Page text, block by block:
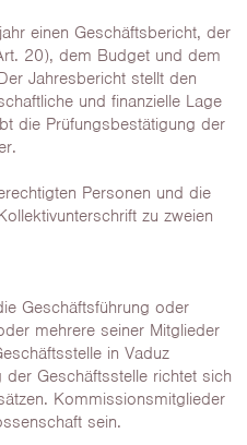
einen Geschäftsbericht, der
20), dem Budget und dem
Jahresbericht stellt den
und finanzielle Lage
die Prüfungsbestätigung der
Personen und die
zu zweien
Geschäftsführung oder
mehrere seiner Mitglieder
in Vaduz
Geschäftsstelle richtet sich
Kommissionsmitglieder
sein.